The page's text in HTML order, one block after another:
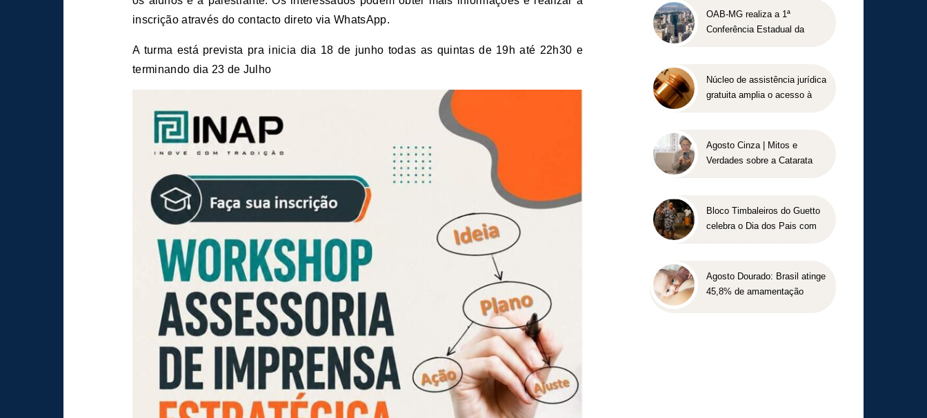
inscrição através do contacto direto via WhatsApp.
A turma está prevista pra inicia dia 18 de junho todas as quintas de 19h até 22h30 e
terminando dia 23 de Julho
OAB-MG realiza a 1ª
Conferência Estadual da
nacional
Núcleo de assistência jurídica
gratuita amplia o acesso à
Agosto Cinza | Mitos e
Verdades sobre a Catarata
Bloco Timbaleiros do Guetto
celebra o Dia dos Pais com
Agosto Dourado: Brasil atinge
45,8% de amamentação